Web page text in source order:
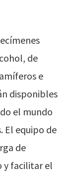
de
e
disponibles
el mundo
El equipo de
de
y facilitar el